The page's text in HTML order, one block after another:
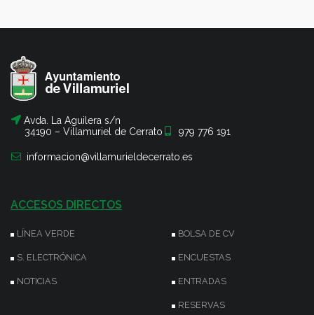
Avda. La Aguilera s/n
34190 – Villamuriel de Cerrato
979 776 191
informacion@villamurieldecerrato.es
ACCESOS DIRECTOS
LÍNEA VERDE
S. ELECTRÓNICA
NOTICIAS
BOLSA DE CV
ENCUESTAS
ENTRADAS
RESERVAS